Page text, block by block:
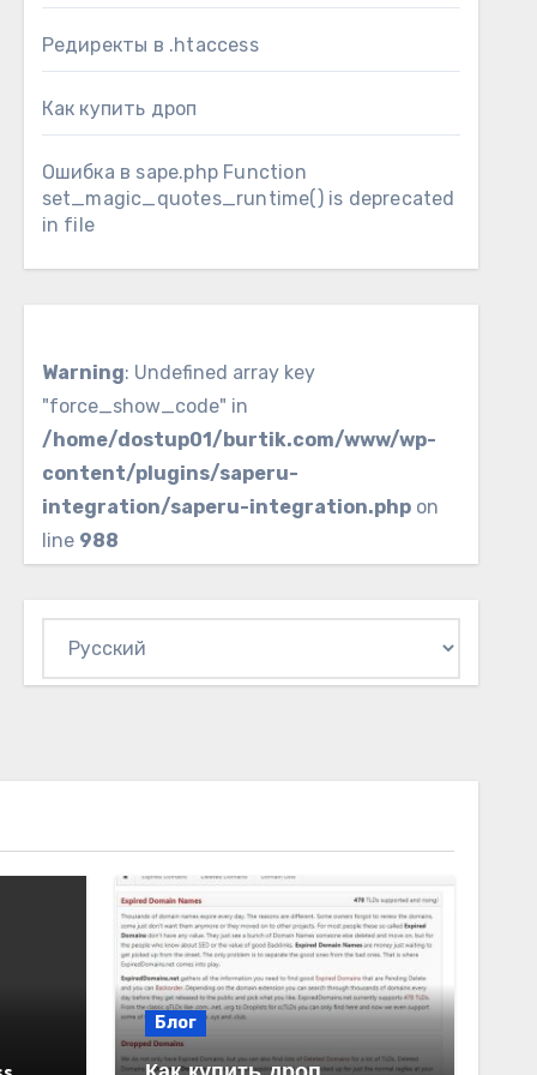
Редиректы в .htaccess
Как купить дроп
Ошибка в sape.php Function
set_magic_quotes_runtime() is deprecated
in file
Warning: Undefined array key
"force_show_code" in
/home/dostup01/burtik.com/www/wp-
content/plugins/saperu-
integration/saperu-integration.phpon
line 988
язык
Блог